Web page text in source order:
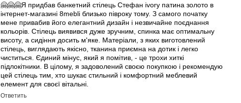
🤗🤗🤗Я придбав банкетний стілець Стефан ivory патина золото в
інтернет-магазині 8mebli близько півроку тому. З самого початку
мене привабив його елегантний дизайн і незвичайне поєднання
кольорів. Стілець виявився дуже зручним, спинка має оптимальну
висоту, а сидіння досить м'яке. Матеріали, з яких виготовлений
стілець, виглядають якісно, тканина приємна на дотик і легко
чиститься. Єдиний мінус, який я помітив, - це трохи хиткі
підлокітники. В цілому, я задоволений своєю покупкою і рекомендую
цей стілець тим, хто шукає стильний і комфортний меблевий
елемент для своєї вітальні.
Ответить